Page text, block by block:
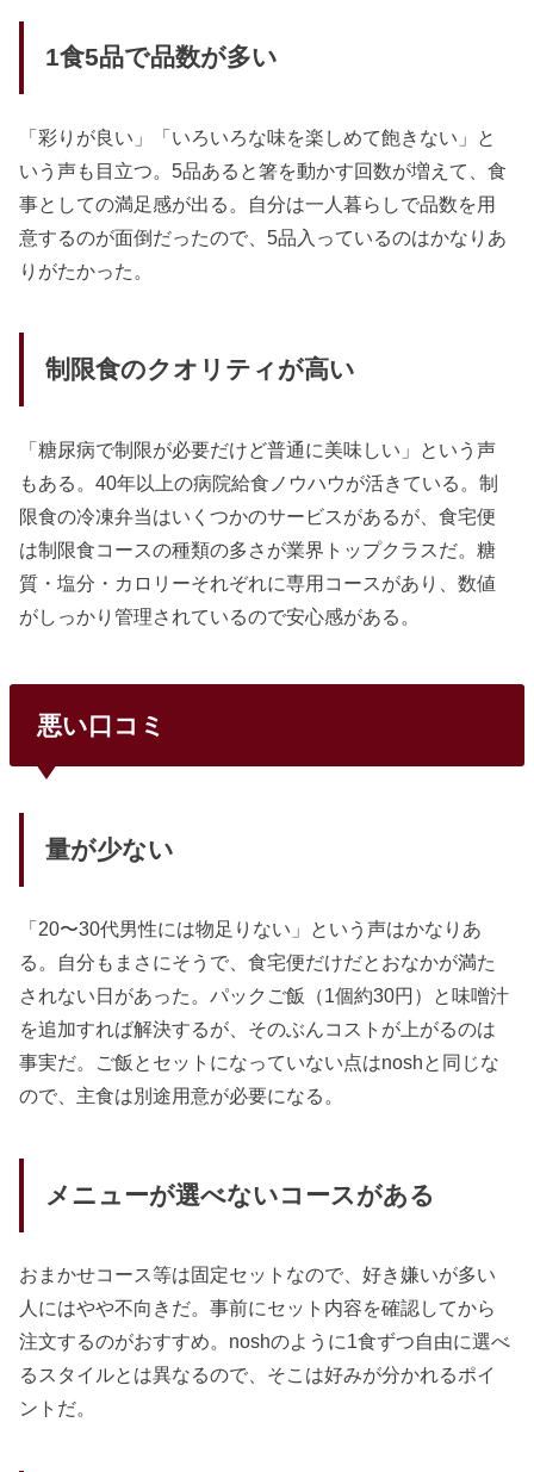
1食5品で品数が多い
「彩りが良い」「いろいろな味を楽しめて飽きない」と
いう声も目立つ。5品あると箸を動かす回数が増えて、食
事としての満足感が出る。自分は一人暮らしで品数を用
意するのが面倒だったので、5品入っているのはかなりあ
りがたかった。
制限食のクオリティが高い
「糖尿病で制限が必要だけど普通に美味しい」という声
もある。40年以上の病院給食ノウハウが活きている。制
限食の冷凍弁当はいくつかのサービスがあるが、食宅便
は制限食コースの種類の多さが業界トップクラスだ。糖
質・塩分・カロリーそれぞれに専用コースがあり、数値
がしっかり管理されているので安心感がある。
悪い口コミ
量が少ない
「20〜30代男性には物足りない」という声はかなりあ
る。自分もまさにそうで、食宅便だけだとおなかが満た
されない日があった。パックご飯（1個約30円）と味噌汁
を追加すれば解決するが、そのぶんコストが上がるのは
事実だ。ご飯とセットになっていない点はnoshと同じな
ので、主食は別途用意が必要になる。
メニューが選べないコースがある
おまかせコース等は固定セットなので、好き嫌いが多い
人にはやや不向きだ。事前にセット内容を確認してから
注文するのがおすすめ。noshのように1食ずつ自由に選べ
るスタイルとは異なるので、そこは好みが分かれるポイ
ントだ。